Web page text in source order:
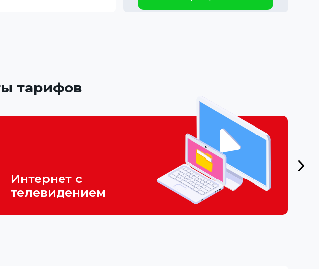
тарифов
Интернет с
телевидением